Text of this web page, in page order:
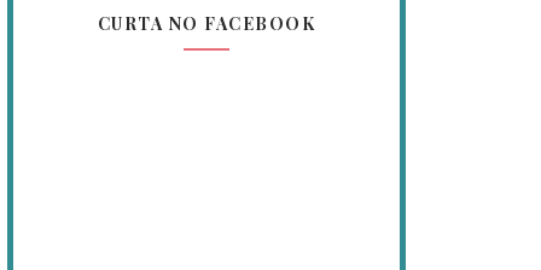
CURTA NO FACEBOOK